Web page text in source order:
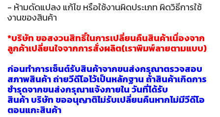
- ห้ามดัดแปลง แก้ไข หรือใช้งานผิดประเภท ผิดวิธีการใช้
งานของสินค้า
*บริษัท ขอสงวนสิทธิ์ในการเปลี่ยนคืนสินค้าเนื่องจาก
ลูกค้าเปลี่ยนใจจากการสั่งผลิต(เราพิมพ์ลายตามแบบ)
ก่อนทำการเซ็นต์รับสินค้าจากขนส่งกรุณาตรวจสอบ
สภาพสินค้า ถ่ายวีดีโอไว้เป็นหลักฐาน ถ้าสินค้าเกิดการ
ชำรุดจากขนส่งกรุณาแจ้งภายใน วันที่ได้รับ
สินค้า บริษัท ขออนุญาติไม่รับเปลี่ยนคืนหากไม่มีวีดีโอ
ตอนแกะสินค้า